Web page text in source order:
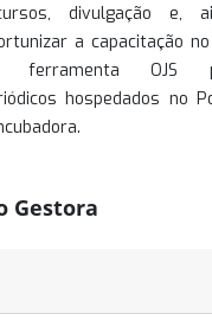
divulgação e,
a capacitação
ferramenta OJS
hospedados no
Gestora